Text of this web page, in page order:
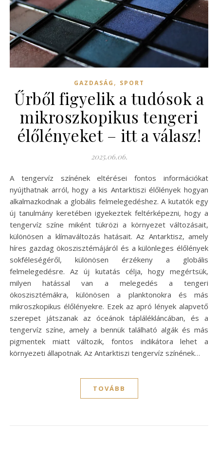
GAZDASÁG , SPORT
Űrből figyelik a tudósok a
mikroszkopikus tengeri
élőlényeket – itt a válasz!
2025.06.06.
A tengervíz színének eltérései fontos információkat
nyújthatnak arról, hogy a kis Antarktiszi élőlények hogyan
alkalmazkodnak a globális felmelegedéshez. A kutatók egy
új tanulmány keretében igyekeztek feltérképezni, hogy a
tengervíz színe miként tükrözi a környezet változásait,
különösen a klímaváltozás hatásait. Az Antarktisz, amely
híres gazdag ökoszisztémájáról és a különleges élőlények
sokféleségéről, különösen érzékeny a globális
felmelegedésre. Az új kutatás célja, hogy megértsük,
milyen hatással van a melegedés a tengeri
ökoszisztémákra, különösen a planktonokra és más
mikroszkopikus élőlényekre. Ezek az apró lények alapvető
szerepet játszanak az óceánok táplálékláncában, és a
tengervíz színe, amely a bennük található algák és más
pigmentek miatt változik, fontos indikátora lehet a
környezeti állapotnak. Az Antarktiszi tengervíz színének…
TOVÁBB